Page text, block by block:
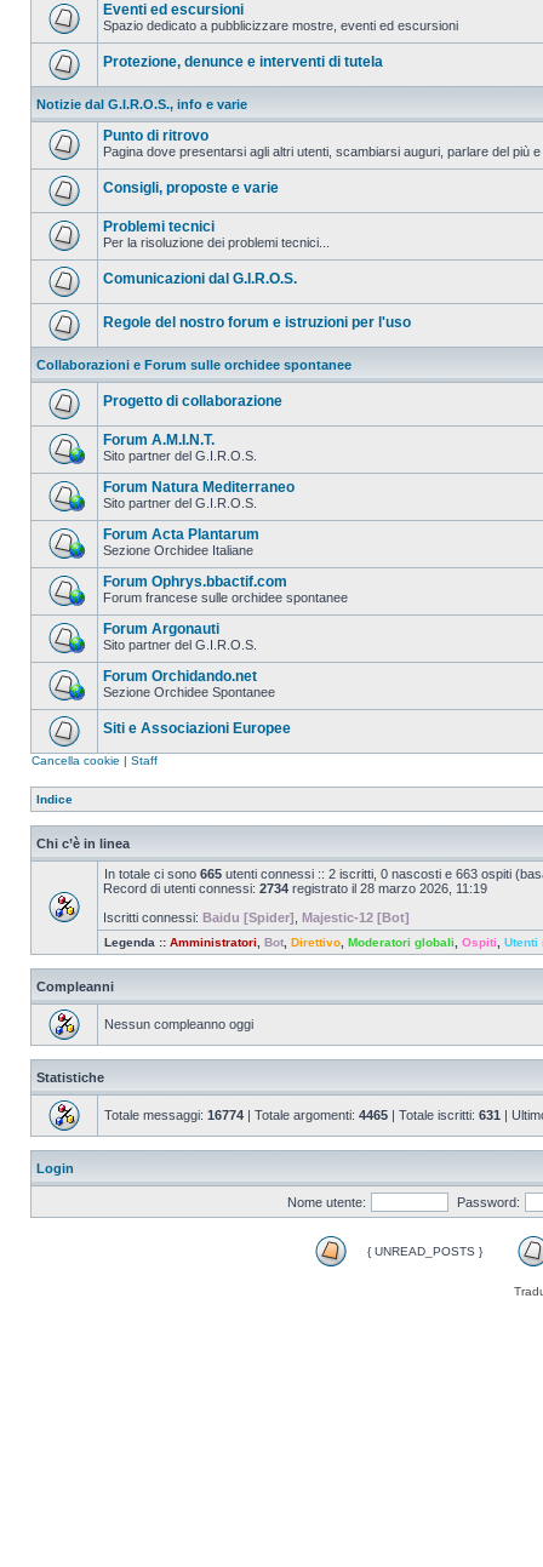
Eventi ed escursioni
Spazio dedicato a pubblicizzare mostre, eventi ed escursioni
Protezione, denunce e interventi di tutela
Notizie dal G.I.R.O.S., info e varie
Punto di ritrovo
Pagina dove presentarsi agli altri utenti, scambiarsi auguri, parlare del più
Consigli, proposte e varie
Problemi tecnici
Per la risoluzione dei problemi tecnici...
Comunicazioni dal G.I.R.O.S.
Regole del nostro forum e istruzioni per l'uso
Collaborazioni e Forum sulle orchidee spontanee
Progetto di collaborazione
Forum A.M.I.N.T.
Sito partner del G.I.R.O.S.
Forum Natura Mediterraneo
Sito partner del G.I.R.O.S.
Forum Acta Plantarum
Sezione Orchidee Italiane
Forum Ophrys.bbactif.com
Forum francese sulle orchidee spontanee
Forum Argonauti
Sito partner del G.I.R.O.S.
Forum Orchidando.net
Sezione Orchidee Spontanee
Siti e Associazioni Europee
Cancella cookie | Staff
Indice
Chi c’è in linea
In totale ci sono 665 utenti connessi :: 2 iscritti, 0 nascosti e 663 ospiti
Record di utenti connessi: 2734 registrato il 28 marzo 2026, 11:19
Iscritti connessi: Baidu [Spider] Majestic-12 [Bot]
Legenda :: Amministratori Bot Direttivo Moderatori globali Ospiti Utenti
Compleanni
Nessun compleanno oggi
Statistiche
Totale messaggi: 16774 | Totale argomenti: 4465 | Totale iscritti: 631 |
Login
Nome utente: Password:
{ UNREAD_POSTS }